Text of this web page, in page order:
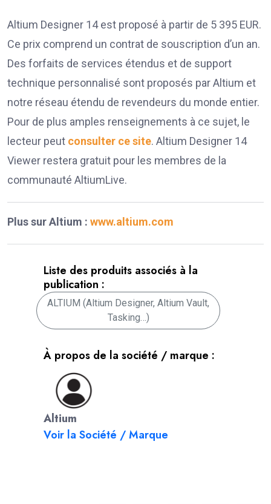
Altium Designer 14 est proposé à partir de 5 395 EUR.
Ce prix comprend un contrat de souscription d’un an.
Des forfaits de services étendus et de support
technique personnalisé sont proposés par Altium et
notre réseau étendu de revendeurs du monde entier.
Pour de plus amples renseignements à ce sujet, le
lecteur peut consulter ce site. Altium Designer 14
Viewer restera gratuit pour les membres de la
communauté AltiumLive.
Plus sur Altium : www.altium.com
Liste des produits associés à la
publication :
ALTIUM (Altium Designer, Altium Vault,
Tasking…)
À propos de la société / marque :
Altium
Voir la Société / Marque